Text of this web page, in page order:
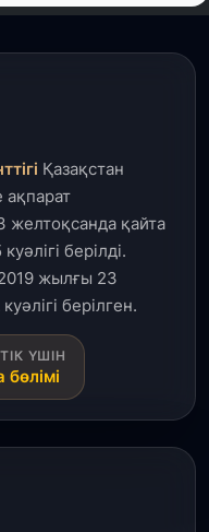
су құбыры,
ең
айналды
кәсіпкерлер мен
өз ұсыныстарын
жоспарын әзірлеуді
Қазақстан
желтоқсанда қайта
берілді.
жылғы 23
берілген.
ҮШІН